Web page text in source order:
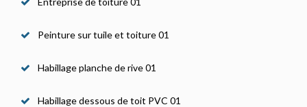
Peinture sur tuile et toiture 01
Habillage planche de rive 01
Habillage dessous de toit PVC 01